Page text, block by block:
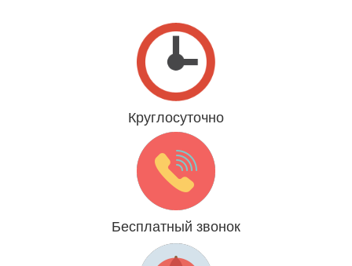
Круглосуточно
Даже 31 декабря и 1 января
Бесплатный звонок
Мы платим за Вас